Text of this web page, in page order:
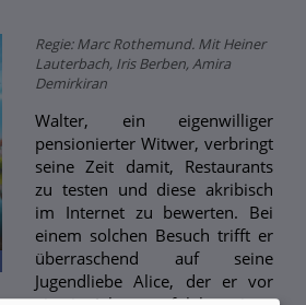
Regie: Marc Rothemund. Mit Heiner
Lauterbach, Iris Berben, Amira
Demirkiran
Walter, ein eigenwilliger
pensionierter Witwer, verbringt
seine Zeit damit, Restaurants
zu testen und diese akribisch
im Internet zu bewerten. Bei
einem solchen Besuch trifft er
überraschend auf seine
Jugendliebe Alice, der er vor